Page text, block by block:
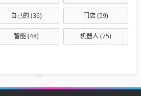
自己的 (36) 门店(59)
智能(48) 机器人(75)